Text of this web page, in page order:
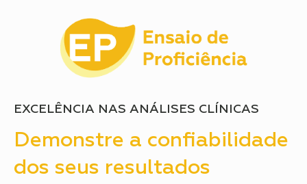
EXCELÊNCIA NAS ANÁLISES CLÍNICAS
Demonstre a confiabilidade
dos seus resultados​